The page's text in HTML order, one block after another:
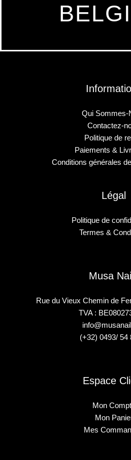
Qui Sommes-
Contactez-
Politique de
Paiements &
Conditions générales
Légal
Politique de
Termes &
Musa
Rue du Vieux Chemin de
TVA :
(+32) 0493/ 54
Espace
Mon
Mon
Mes